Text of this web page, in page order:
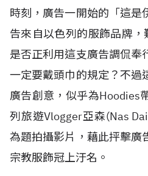
時刻，廣告一開始的「這是
告來自以色列的服飾品牌
是否正利用這支廣告調侃奉
一定要戴頭巾的規定？不過
廣告創意，似乎為Hoodies
列旅遊Vlogger亞森(Nas
為題拍攝影片，藉此抨擊廣
宗教服飾冠上汙名。